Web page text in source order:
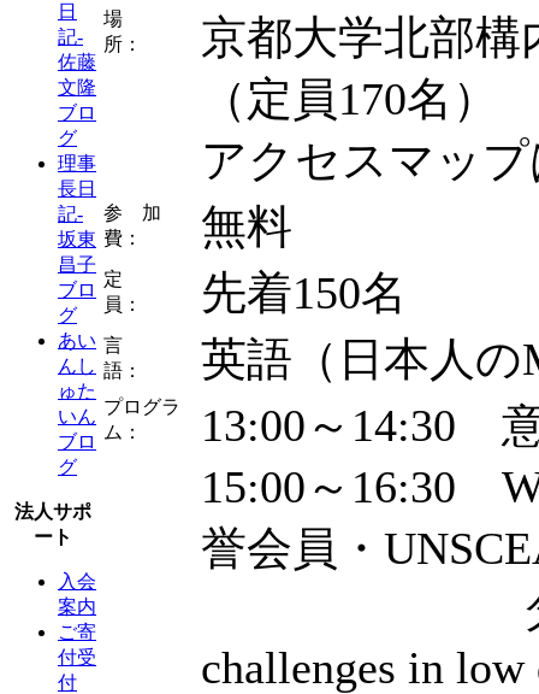
日
記-
佐藤
文隆
ブロ
グ
理事
長日
記-
坂東
昌子
ブロ
グ
あい
んし
ゅた
いん
ブロ
グ
法人サポ
ート
入会
案内
ご寄
付受
付
場
所：
京都大学北部
（定員170名）
アクセスマッ
参 加
費：
無料
定
員：
先着150名
言
語：
英語（日本人の
プログラ
ム：
13:00～14:30
15:00～16:30
誉会員・
タイトル
challenges in low